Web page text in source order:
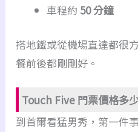
車程約 50 分鐘
搭地鐵或從機場直達都很
餐前後都剛剛好。
Touch Five 門票價格多
到首爾看猛男秀，第一件